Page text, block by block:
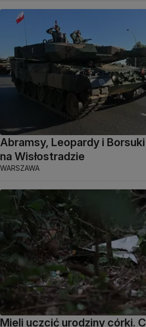
Abramsy, Leopardy i Borsuki
na Wisłostradzie
WARSZAWA
Mieli uczcić urodziny córki.